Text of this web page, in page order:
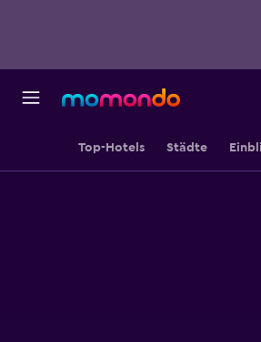
Top-Hotels Städte